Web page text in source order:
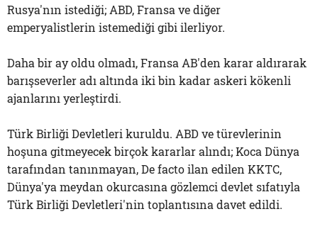
Rusya'nın istediği; ABD, Fransa ve diğer
emperyalistlerin istemediği gibi ilerliyor.
Daha bir ay oldu olmadı, Fransa AB'den karar aldırarak
barışseverler adı altında iki bin kadar askeri kökenli
ajanlarını yerleştirdi.
Türk Birliği Devletleri kuruldu. ABD ve türevlerinin
hoşuna gitmeyecek birçok kararlar alındı; Koca Dünya
tarafından tanınmayan, De facto ilan edilen KKTC,
Dünya'ya meydan okurcasına gözlemci devlet sıfatıyla
Türk Birliği Devletleri'nin toplantısına davet edildi.